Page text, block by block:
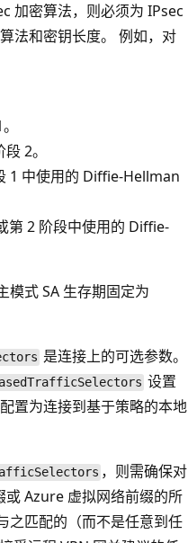
加密算法，则必须为 IPsec
法和密钥长度。 例如，对
2。
1 中使用的 Diffie-Hellman
第 2 阶段中使用的 Diffie-
模式 SA 生存期固定为
是连接上的可选参数。
设置
置为连接到基于策略的本地
，则需确保对
Azure 虚拟网络前缀的所
之匹配的（而不是任意到任